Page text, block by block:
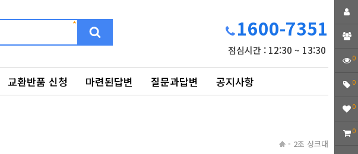
1600-7351
점심시간 : 12:30 ~ 13:30
교환반품 신청 마련된답변 질문과답변 공지사항
- 2조 싱크대
0
0
0
0